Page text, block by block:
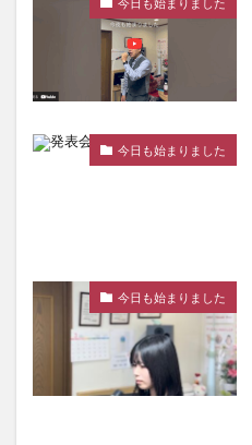
今日も始まりました
今日も始まりました